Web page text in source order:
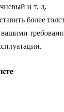
и т. д.
более